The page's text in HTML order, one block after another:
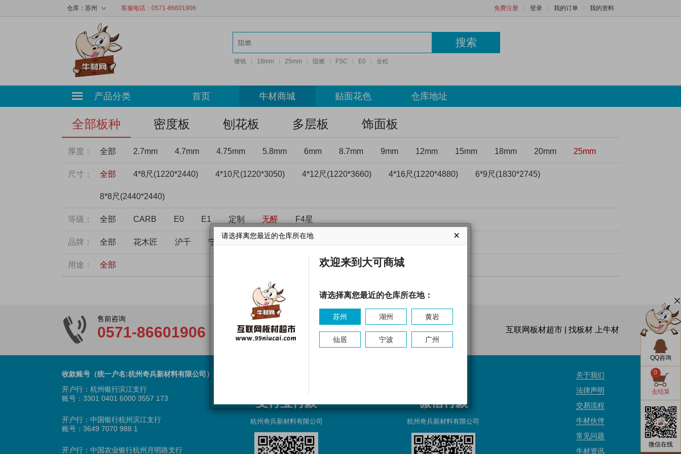
◇
仓库： 苏州 客服电话：0571-86601906 免费注册 登录 我的订单 我的资料
搜索
镂铣 18mm 25mm 阻燃 FSC E0 全松
产品分类 首页 牛材商城 贴面花色 仓库地址
全部板种 密度板 刨花板 多层板 饰面板
厚度： 全部 2.7mm 4.7mm 4.75mm 5.8mm 6mm 8.7mm 9mm 12mm 15mm 18mm 20mm 25mm
尺寸： 全部 4*8尺(1220*2440) 4*10尺(1220*3050) 4*12尺(1220*3660) 4*16尺(1220*4880) 6*9尺(1830*2745)
8*8尺(2440*2440)
等级： 全部 CARB E0 E1 定制 无醛 F4星
品牌： 全部 花木匠 沪千 宁丰 东森 乐林 东源
用途： 全部
售前咨询
0571-86601906 互联网板材超市 | 找板材 上牛材
收款账号（统一户名:杭州奇兵新材料有限公司）
开户行：杭州银行滨江支行
账号：3301 0401 6000 3557 173
开户行：中国银行杭州滨江支行
账号：3649 7070 988 1
开户行：中国农业银行杭州月明路支行
支付宝付款
杭州奇兵新材料有限公司
微信付款
杭州奇兵新材料有限公司
关于我们
法律声明
交易流程
牛材伙伴
常见问题
牛材资讯
QQ咨询
0
去结算
微信在线
请选择离您最近的仓库所在地 ×
欢迎来到大可商城
请选择离您最近的仓库所在地：
苏州 湖州 黄岩
仙居 宁波 广州